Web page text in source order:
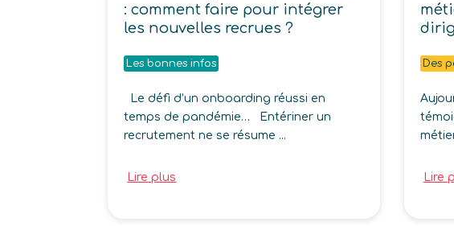
: comment faire pour intégrer
les nouvelles recrues ?
Les bonnes infos
Le défi d’un onboarding réussi en
temps de pandémie… Entériner un
recrutement ne se résume ...
Lire plus
Des
Lire